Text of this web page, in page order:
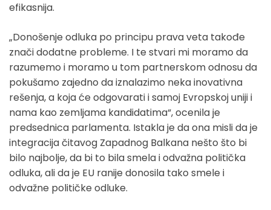
efikasnija.
„Donošenje odluka po principu prava veta takođe
znači dodatne probleme. I te stvari mi moramo da
razumemo i moramo u tom partnerskom odnosu da
pokušamo zajedno da iznalazimo neka inovativna
rešenja, a koja će odgovarati i samoj Evropskoj uniji i
nama kao zemljama kandidatima“, ocenila je
predsednica parlamenta. Istakla je da ona misli da je
integracija čitavog Zapadnog Balkana nešto što bi
bilo najbolje, da bi to bila smela i odvažna politička
odluka, ali da je EU ranije donosila tako smele i
odvažne političke odluke.